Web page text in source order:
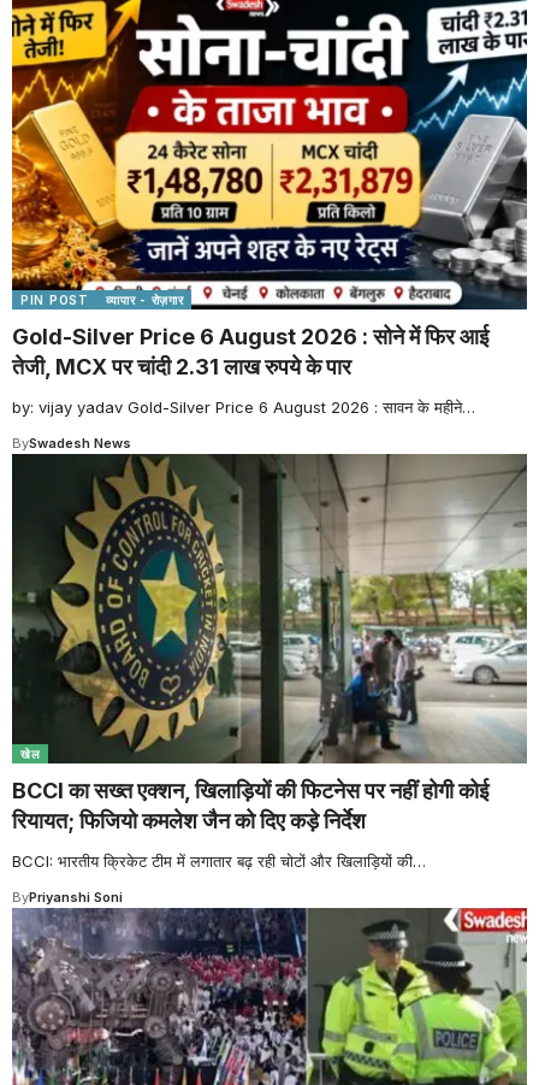
PIN POST व्यापार - रोज़गार
Gold-Silver Price 6 August 2026 : सोने में फिर आई
तेजी, MCX पर चांदी 2.31 लाख रुपये के पार
by: vijay yadav Gold-Silver Price 6 August 2026 : सावन के महीने…
BySwadesh News
खेल
BCCI का सख्त एक्शन, खिलाड़ियों की फिटनेस पर नहीं होगी कोई
रियायत; फिजियो कमलेश जैन को दिए कड़े निर्देश
BCCI: भारतीय क्रिकेट टीम में लगातार बढ़ रही चोटों और खिलाड़ियों की…
ByPriyanshi Soni